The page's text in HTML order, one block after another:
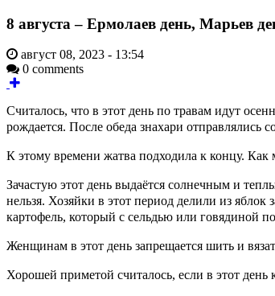
8 августа – Ермолаев день, Марьев
август 08, 2023 - 13:54
0 comments
Считалось, что в этот день по травам идут
рождается. После обеда знахари отправлялись
К этому времени жатва подходила к концу. Как
Зачастую этот день выдаётся солнечным и
нельзя. Хозяйки в этот период делили из
картофель, который с сельдью или говядиной
Женщинам в этот день запрещается шить и
Хорошей приметой считалось, если в этот день